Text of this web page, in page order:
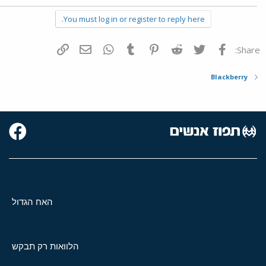
You must log in or register to reply here.
Share: פייסבוק Twitter
Reddit
Pinterest
Tumblr
WhatsAppדואר אלקטרוני
Blackberry
האח הגדול
הלוואות רק תבקש